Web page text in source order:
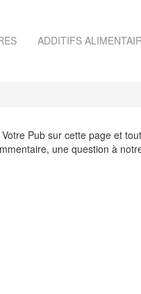
ADDITIFS
Votre Pub sur cette page et
une question à